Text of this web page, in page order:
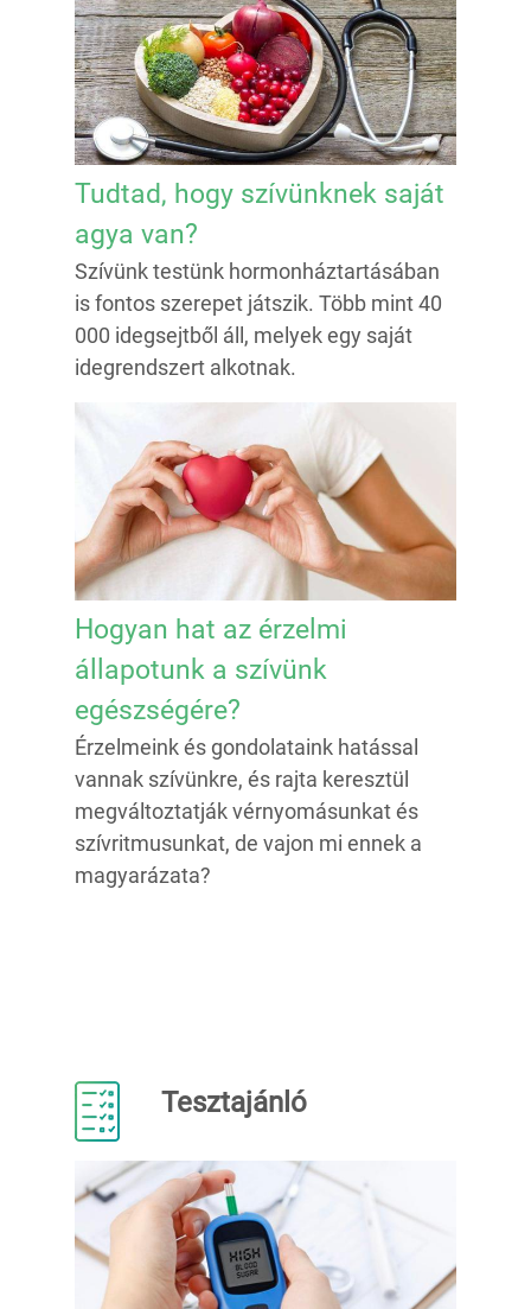
Tudtad, hogy szívünknek saját
agya van?
Szívünk testünk hormonháztartásában
is fontos szerepet játszik. Több mint 40
000 idegsejtből áll, melyek egy saját
idegrendszert alkotnak.
Hogyan hat az érzelmi
állapotunk a szívünk
egészségére?
Érzelmeink és gondolataink hatással
vannak szívünkre, és rajta keresztül
megváltoztatják vérnyomásunkat és
szívritmusunkat, de vajon mi ennek a
magyarázata?
Tesztajánló